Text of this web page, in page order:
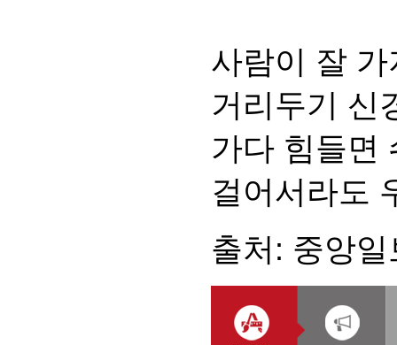
사람이 잘
거리두기 신
가다 힘들면
걸어서라도
출처: 중앙일